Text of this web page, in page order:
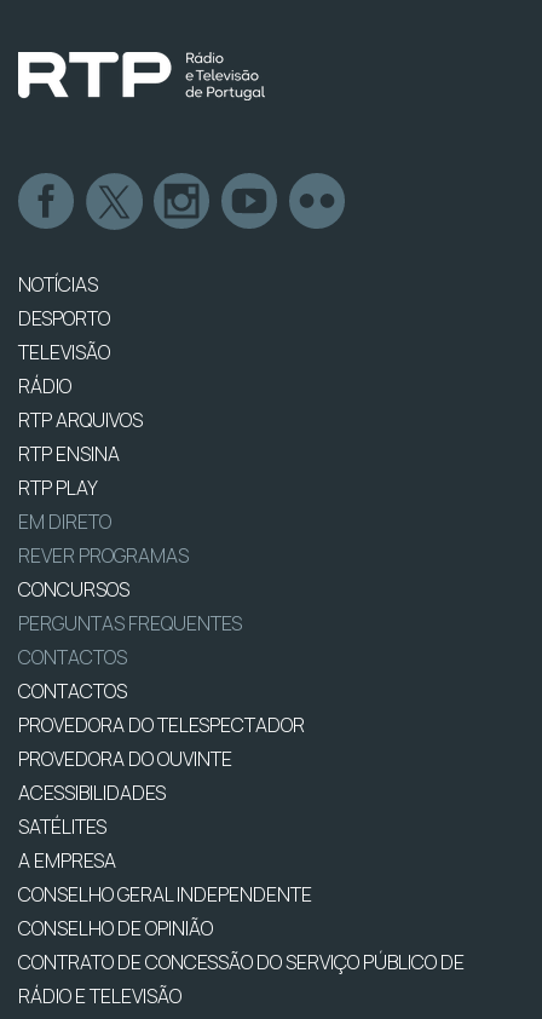
NOTÍCIAS
DESPORTO
TELEVISÃO
RÁDIO
RTP ARQUIVOS
RTP ENSINA
RTP PLAY
EM DIRETO
REVER PROGRAMAS
CONCURSOS
PERGUNTAS FREQUENTES
CONTACTOS
CONTACTOS
PROVEDORA DO TELESPECTADOR
PROVEDORA DO OUVINTE
ACESSIBILIDADES
SATÉLITES
A EMPRESA
CONSELHO GERAL INDEPENDENTE
CONSELHO DE OPINIÃO
CONTRATO DE CONCESSÃO DO SERVIÇO PÚBLICO DE
RÁDIO E TELEVISÃO